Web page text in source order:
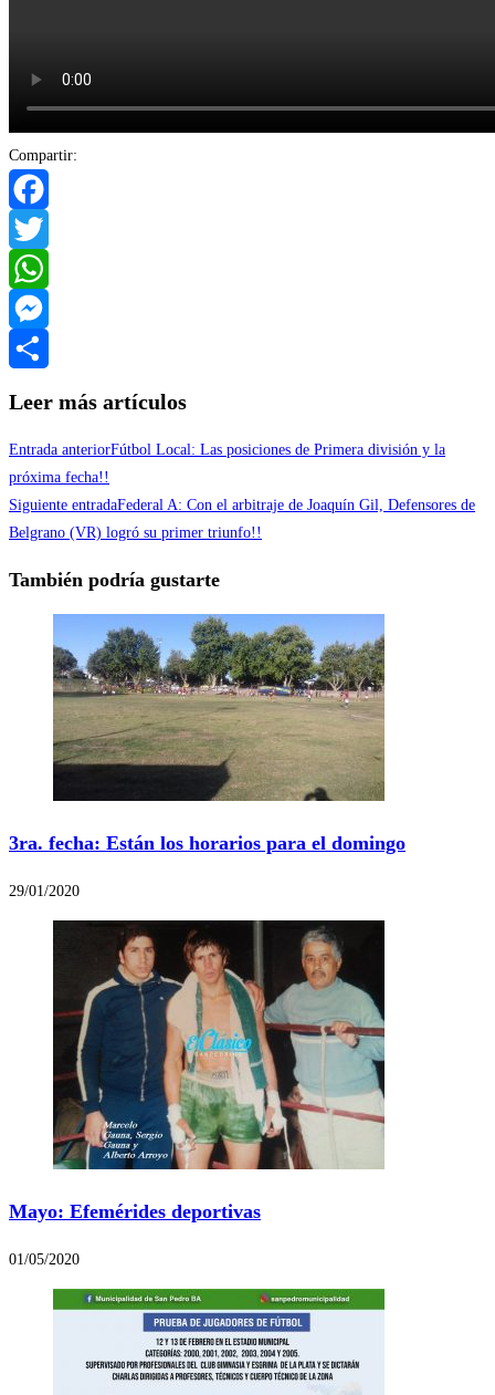
Compartir:
Facebook
Twitter
WhatsApp
Messenger
Leer más artículos
Entrada anteriorFútbol Local: Las posiciones de Primera división y la
próxima fecha!!
Siguiente entradaFederal A: Con el arbitraje de Joaquín Gil, Defensores de
Belgrano (VR) logró su primer triunfo!!
También podría gustarte
3ra. fecha: Están los horarios para el domingo
29/01/2020
Mayo: Efemérides deportivas
01/05/2020